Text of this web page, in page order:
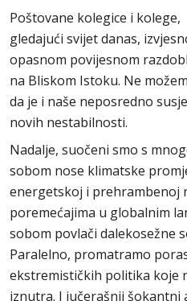
Poštovane kolegice i kolege,
gledajući svijet danas,
opasnom povijesnom
na Bliskom Istoku. Ne
da je i naše neposredno
novih nestabilnosti.
Nadalje, suočeni smo s
sobom nose klimatske
energetskoj i prehrambenoj
poremećajima u globalnim
sobom povlači dalekosežne
Paralelno, promatramo
ekstremističkih politika koje
iznutra. I jučerašnji šokantni